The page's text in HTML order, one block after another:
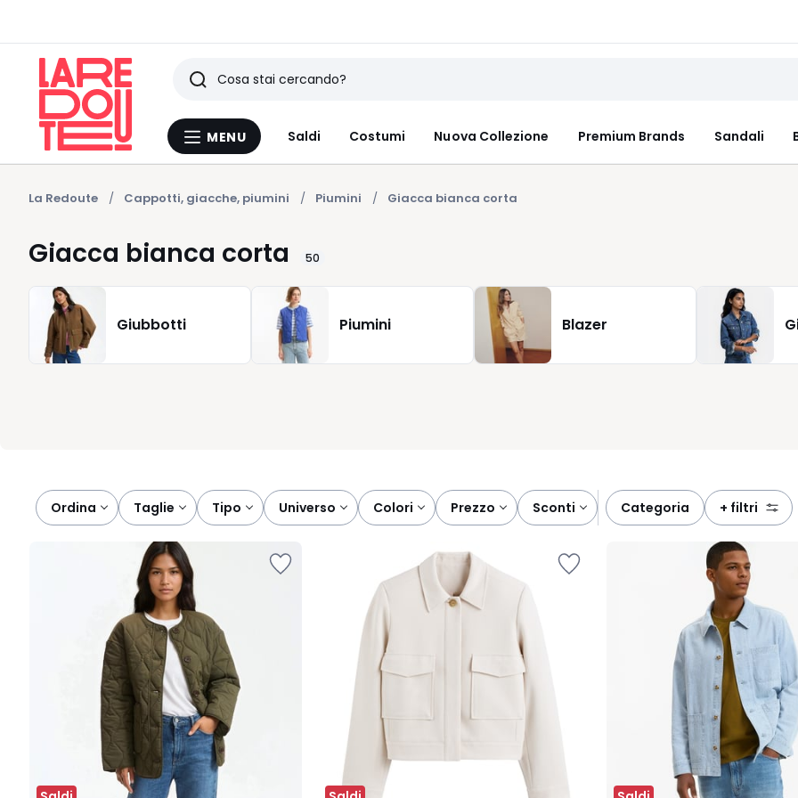
Menu
MENU Saldi Costumi Nuova Collezione Premium Brands Sandali
Ricerca
Ultimi
articoli
visti
La Redoute Cappotti, giacche, piumini Piumini Giacca bianca corta
Giacca bianca corta 50
Giubbotti Piumini Blazer
Ordina
taglie tipo universo colori prezzo sconti categoria + filtri